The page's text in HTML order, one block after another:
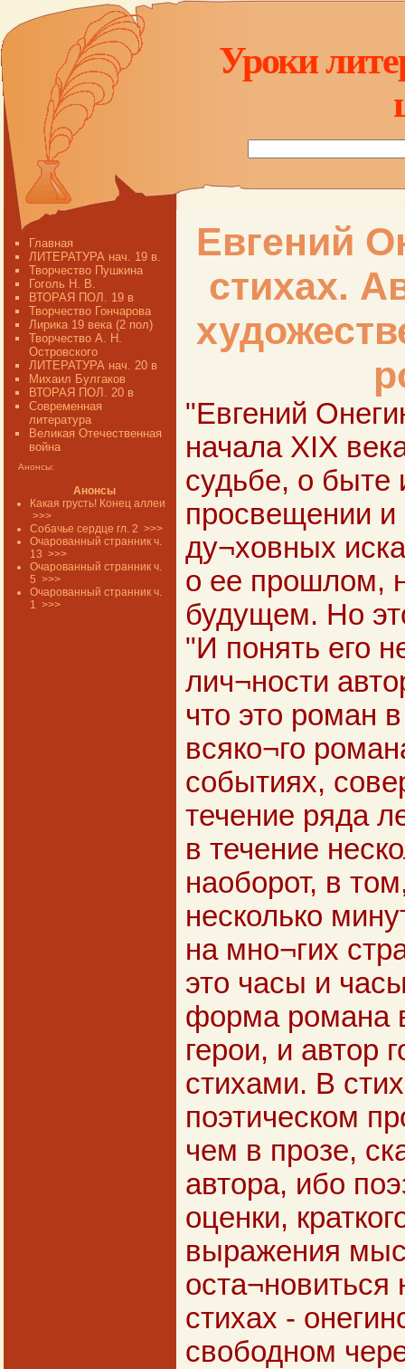
Уроки
Главная
ЛИТЕРАТУРА нач. 19 в.
Творчество Пушкина
Гоголь Н. В.
ВТОРАЯ ПОЛ. 19 в
Творчество Гончарова
Лирика 19 века (2 пол)
Творчество А. Н.
Островского
ЛИТЕРАТУРА нач. 20 в
Михаил Булгаков
ВТОРАЯ ПОЛ. 20 в
Современная
литература
Великая Отечественная
война
Анонсы:
Анонсы
Какая грусть! Конец аллеи
>>>
Собачье сердце гл. 2 >>>
Очарованный странник ч.
13 >>>
Очарованный странник ч.
5 >>>
Очарованный странник ч.
1 >>>
Евгений
стихах.
"Евгений
начала XIX
судьбе, о быте
просвещении и
ду¬ховных
о ее прошлом,
будущем. Но
"И понять его
лич¬ности
что это роман
всяко¬го
событиях,
течение ряда
в течение
наоборот, в
несколько
на мно¬гих
это часы и
форма романа
герои, и автор
стихами. В
поэтическом
чем в прозе,
автора, ибо
оценки,
выражения
стихах -
свободном